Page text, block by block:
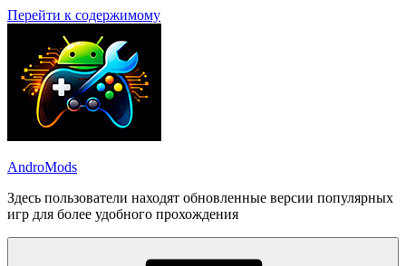
Перейти к содержимому
AndroMods
Здесь пользователи находят обновленные версии популярных
игр для более удобного прохождения